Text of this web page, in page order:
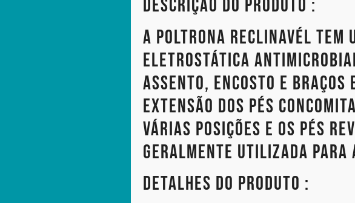
Descrição do Produto :
A Poltrona reclinavél tem
eletrostática
assento, encosto e braços
extensão dos pés
várias posições e os pés
Geralmente utilizada para
Detalhes do Produto :